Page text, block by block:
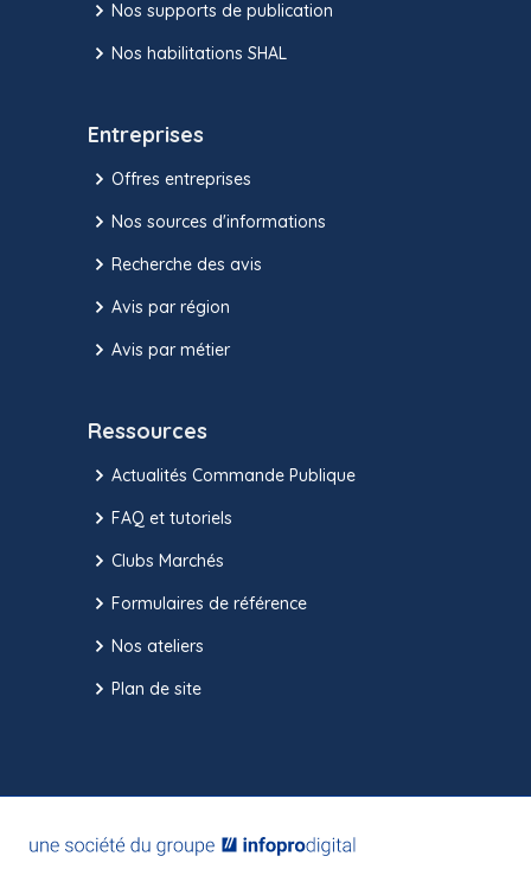
Nos supports de publication
Nos habilitations SHAL
Entreprises
Offres entreprises
Nos sources d'informations
Recherche des avis
Avis par région
Avis par métier
Ressources
Actualités Commande Publique
FAQ et tutoriels
Clubs Marchés
Formulaires de référence
Nos ateliers
Plan de site